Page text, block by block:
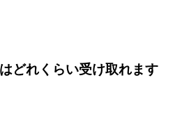
どれくらい受け取れます